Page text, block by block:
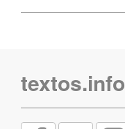
textos.info